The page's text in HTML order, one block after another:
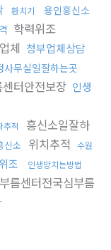
환치기
용인흥신소
학력위조
체 청부업체상담
사무실일잘하는곳
터안전보장 인생
추적
흥신소일잘하
신소 위치추적
수원
조
인생망치는방법
름센터전국심부름